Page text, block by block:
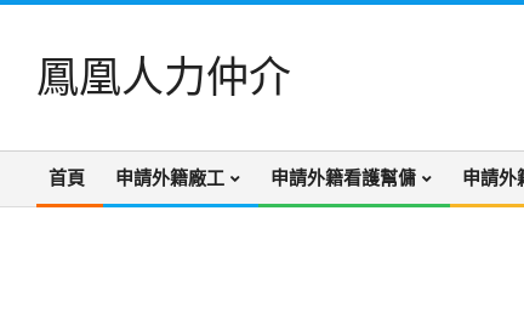
content鳳凰人力仲介
Primary
首頁 申請外籍廠工 申請外籍看護幫傭 申請外